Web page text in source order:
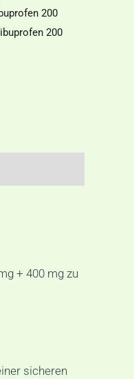
200
ibuprofen 200
+ 400 mg zu
sicheren